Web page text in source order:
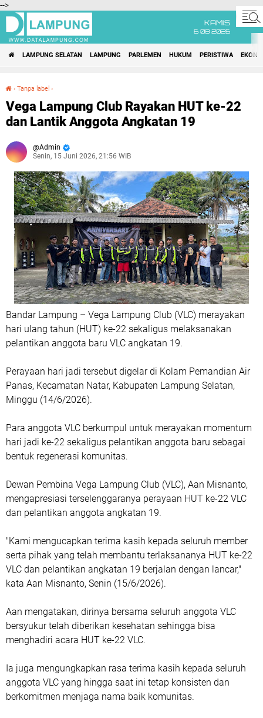
-->
KAMIS
6 08 2026
LAMPUNG SELATAN LAMPUNG PARLEMEN HUKUM PERISTIWA
› Tanpa label ›
Vega Lampung Club Rayakan HUT ke-22
dan Lantik Anggota Angkatan 19
Admin
Senin, 15 Juni 2026, 21:56 WIB
Bandar Lampung – Vega Lampung Club (VLC) merayakan
hari ulang tahun (HUT) ke-22 sekaligus melaksanakan
pelantikan anggota baru VLC angkatan 19.
Perayaan hari jadi tersebut digelar di Kolam Pemandian Air
Panas, Kecamatan Natar, Kabupaten Lampung Selatan,
Minggu (14/6/2026).
Para anggota VLC berkumpul untuk merayakan momentum
hari jadi ke-22 sekaligus pelantikan anggota baru sebagai
bentuk regenerasi komunitas.
Dewan Pembina Vega Lampung Club (VLC), Aan Misnanto,
mengapresiasi terselenggaranya perayaan HUT ke-22 VLC
dan pelantikan anggota angkatan 19.
"Kami mengucapkan terima kasih kepada seluruh member
serta pihak yang telah membantu terlaksananya HUT ke-22
VLC dan pelantikan angkatan 19 berjalan dengan lancar,"
kata Aan Misnanto, Senin (15/6/2026).
Aan mengatakan, dirinya bersama seluruh anggota VLC
bersyukur telah diberikan kesehatan sehingga bisa
menghadiri acara HUT ke-22 VLC.
Ia juga mengungkapkan rasa terima kasih kepada seluruh
anggota VLC yang hingga saat ini tetap konsisten dan
berkomitmen menjaga nama baik komunitas.